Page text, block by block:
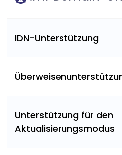
IDN-Unterstützung
Unterstützung für den
Aktualisierungsmodus